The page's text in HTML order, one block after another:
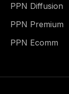
PPN Diffusion
PPN Premium
PPN Ecomm